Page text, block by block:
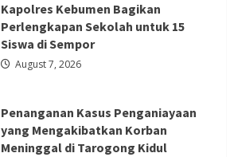
Kapolres Kebumen Bagikan
Perlengkapan Sekolah untuk 15
Siswa di Sempor
August 7, 2026
Penanganan Kasus Penganiayaan
yang Mengakibatkan Korban
Meninggal di Tarogong Kidul